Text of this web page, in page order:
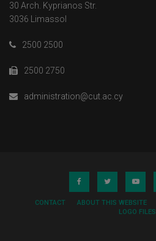
30 Arch. Kyprianos Str.
3036 Limassol
2500 2500
2500 2750
administration@cut.ac.cy
CONTACT ABOUT THIS WEBSITE
LOGO FILES